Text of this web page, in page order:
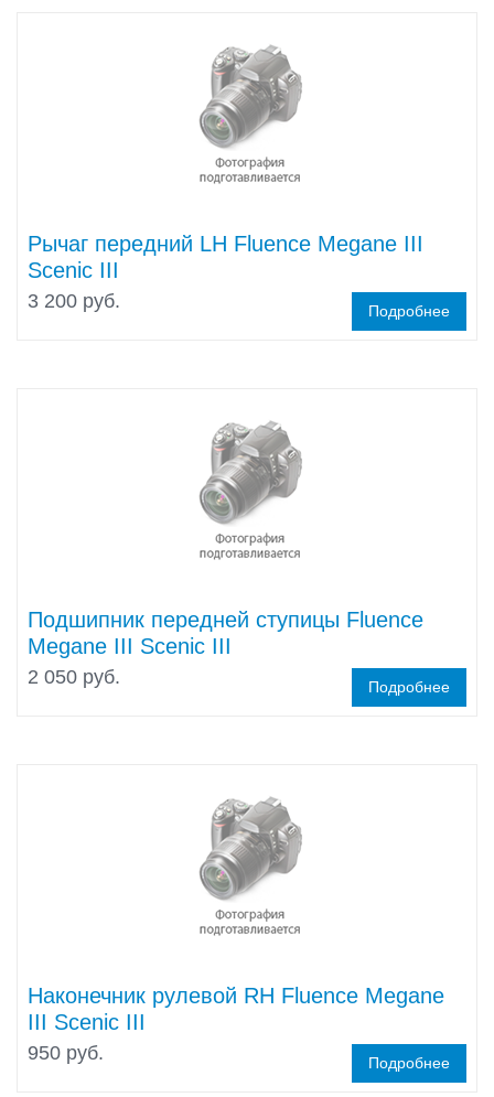
Рычаг передний LH Fluence Megane III
Scenic III
3 200 руб. Подробнее
Подшипник передней ступицы Fluence
Megane III Scenic III
2 050 руб. Подробнее
Наконечник рулевой RH Fluence Megane
III Scenic III
950 руб. Подробнее